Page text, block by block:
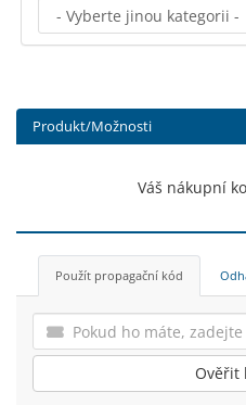
Produkt/Možnosti
Váš nákupní
Použít propagační kód
Ověřit